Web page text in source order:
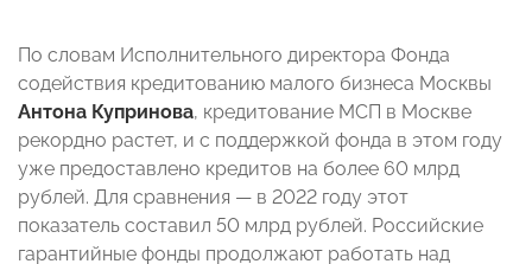
По словам Исполнительного директора Фонда
содействия кредитованию малого бизнеса Москвы
Антона Купринова, кредитование МСП в Москве
рекордно растет, и с поддержкой фонда в этом году
уже предоставлено кредитов на более 60 млрд
рублей. Для сравнения — в 2022 году этот
показатель составил 50 млрд рублей. Российские
гарантийные фонды продолжают работать над